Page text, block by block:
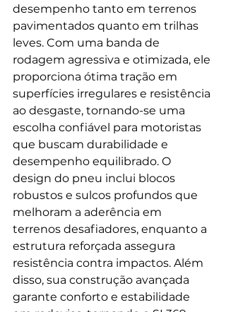
desempenho tanto em terrenos
pavimentados quanto em trilhas
leves. Com uma banda de
rodagem agressiva e otimizada, ele
proporciona ótima tração em
superfícies irregulares e resistência
ao desgaste, tornando-se uma
escolha confiável para motoristas
que buscam durabilidade e
desempenho equilibrado. O
design do pneu inclui blocos
robustos e sulcos profundos que
melhoram a aderência em
terrenos desafiadores, enquanto a
estrutura reforçada assegura
resistência contra impactos. Além
disso, sua construção avançada
garante conforto e estabilidade